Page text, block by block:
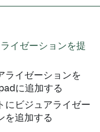
イゼーションを提
ライゼーションを
に追加する
にビジュアライゼー
を追加する